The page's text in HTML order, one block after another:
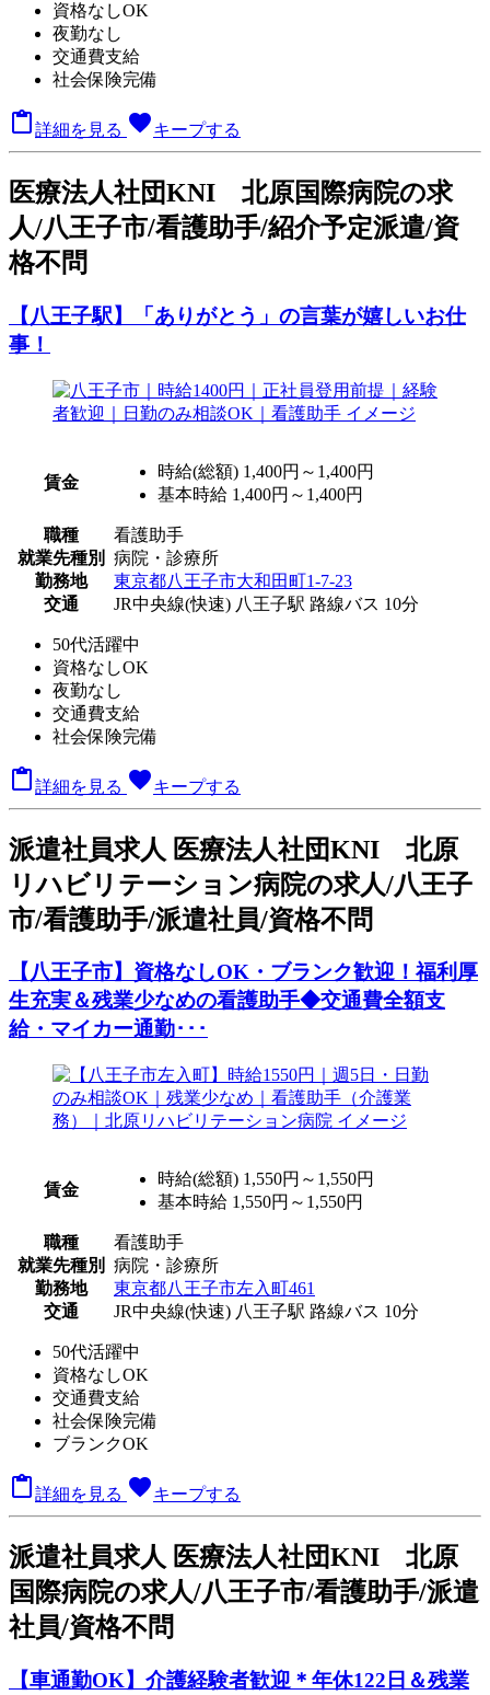
資格なしOK
夜勤なし
交通費支給
社会保険完備
詳細を見る favoriteキープする
医療法人社団KNI 北原国際病院の求
人/八王子市/看護助手/紹介予定派遣/資
格不問
【八王子駅】「ありがとう」の言葉が嬉しいお仕
事！
賃金
時給(総額) 1,400円～1,400円
基本時給 1,400円～1,400円
職種
看護助手
就業先種別
病院・診療所
勤務地
東京都八王子市大和田町1-7-23
交通
JR中央線(快速) 八王子駅 路線バス 10分
50代活躍中
資格なしOK
夜勤なし
交通費支給
社会保険完備
詳細を見る favoriteキープする
派遣社員求人 医療法人社団KNI 北原
リハビリテーション病院の求人/八王子
市/看護助手/派遣社員/資格不問
【八王子市】資格なしOK・ブランク歓迎！福利厚
生充実＆残業少なめの看護助手◆交通費全額支
給・マイカー通勤･･･
賃金
時給(総額) 1,550円～1,550円
基本時給 1,550円～1,550円
職種
看護助手
就業先種別
病院・診療所
勤務地
東京都八王子市左入町461
交通
JR中央線(快速) 八王子駅 路線バス 10分
50代活躍中
資格なしOK
交通費支給
社会保険完備
ブランクOK
詳細を見る favoriteキープする
派遣社員求人 医療法人社団KNI 北原
国際病院の求人/八王子市/看護助手/派遣
社員/資格不問
【車通勤OK】介護経験者歓迎＊年休122日＆残業